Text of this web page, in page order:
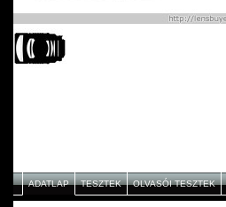
ADATLAP TESZTEK OLVASÓI TESZTEK